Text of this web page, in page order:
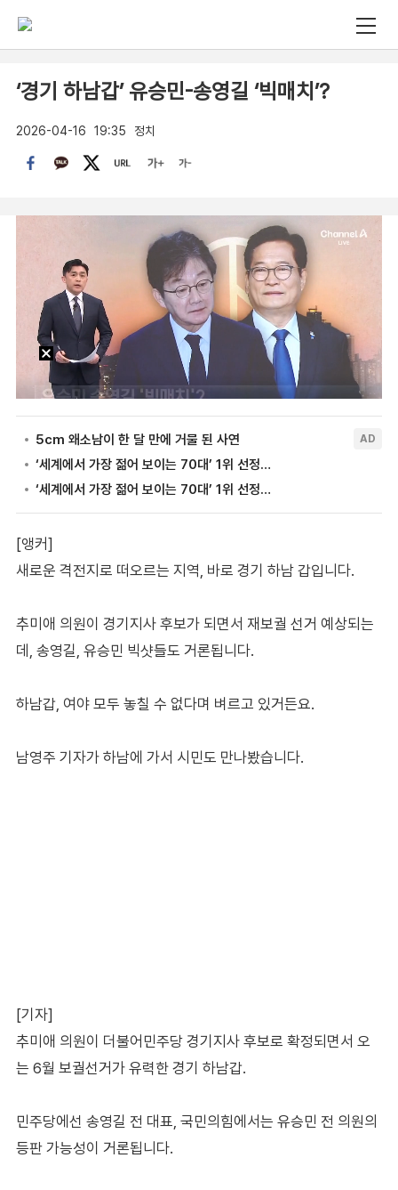
‘경기 하남갑’ 유승민-송영길 ‘빅매치’?
2026-04-16 19:35 정치
[앵커]
새로운 격전지로 떠오르는 지역, 바로 경기 하남 갑입니다.
추미애 의원이 경기지사 후보가 되면서 재보궐 선거 예상되는
데, 송영길, 유승민 빅샷들도 거론됩니다.
하남갑, 여야 모두 놓칠 수 없다며 벼르고 있거든요.
남영주 기자가 하남에 가서 시민도 만나봤습니다.
[기자]
추미애 의원이 더불어민주당 경기지사 후보로 확정되면서 오
는 6월 보궐선거가 유력한 경기 하남갑.
민주당에선 송영길 전 대표, 국민의힘에서는 유승민 전 의원의
등판 가능성이 거론됩니다.